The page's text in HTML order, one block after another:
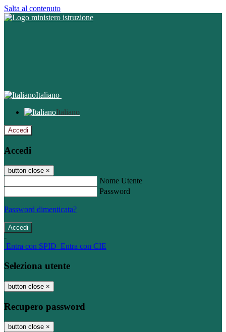
Salta al contenuto
Italiano
Italiano
Accedi
Accedi
button close ×
Nome Utente
Password
Password dimenticata?
-
Entra con SPID Entra con CIE
Seleziona utente
button close ×
Recupero password
button close ×